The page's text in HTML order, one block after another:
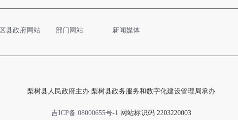
区县政府网站 部门网站 新闻媒体
梨树县人民政府主办 梨树县政务服务和数字化建设管理局承办
吉ICP备 08000655号-1 网站标识码 2203220003